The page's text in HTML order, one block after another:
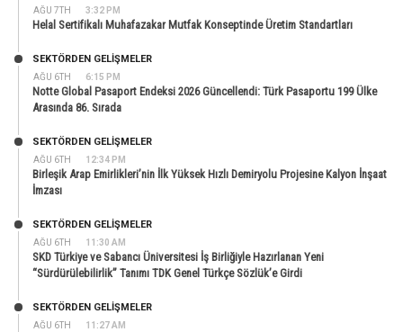
AĞU 7TH 3:32 PM
Helal Sertifikalı Muhafazakar Mutfak Konseptinde Üretim Standartları
AĞU 6TH 6:15 PM
SEKTÖRDEN GELIŞMELER
Notte Global Pasaport Endeksi 2026 Güncellendi: Türk Pasaportu 199 Ülke
Arasında 86. Sırada
AĞU 6TH 12:34 PM
SEKTÖRDEN GELIŞMELER
Birleşik Arap Emirlikleri’nin İlk Yüksek Hızlı Demiryolu Projesine Kalyon İnşaat
İmzası
AĞU 6TH 11:30 AM
SEKTÖRDEN GELIŞMELER
SKD Türkiye ve Sabancı Üniversitesi İş Birliğiyle Hazırlanan Yeni
“Sürdürülebilirlik” Tanımı TDK Genel Türkçe Sözlük’e Girdi
AĞU 6TH 11:27 AM
SEKTÖRDEN GELIŞMELER